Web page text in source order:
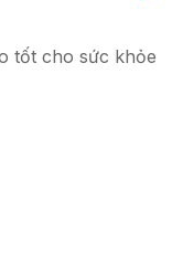
tốt cho sức khỏe